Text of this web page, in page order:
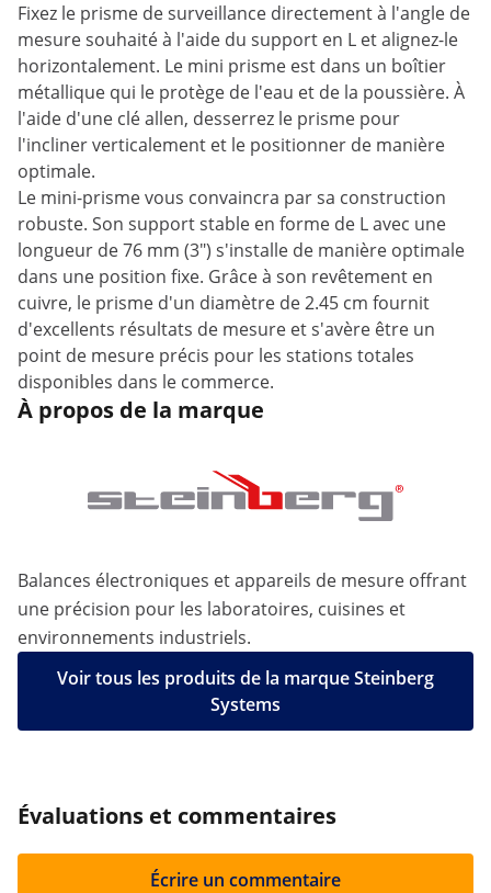
Fixez le prisme de surveillance directement à l'angle de
mesure souhaité à l'aide du support en L et alignez-le
horizontalement. Le mini prisme est dans un boîtier
métallique qui le protège de l'eau et de la poussière. À
l'aide d'une clé allen, desserrez le prisme pour
l'incliner verticalement et le positionner de manière
optimale.
Le mini-prisme vous convaincra par sa construction
robuste. Son support stable en forme de L avec une
longueur de 76 mm (3") s'installe de manière optimale
dans une position fixe. Grâce à son revêtement en
cuivre, le prisme d'un diamètre de 2.45 cm fournit
d'excellents résultats de mesure et s'avère être un
point de mesure précis pour les stations totales
disponibles dans le commerce.
À propos de la marque
Balances électroniques et appareils de mesure offrant
une précision pour les laboratoires, cuisines et
environnements industriels.
Voir tous les produits de la marque Steinberg
Systems
Évaluations et commentaires
Écrire un commentaire